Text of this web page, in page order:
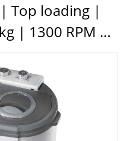
Top loading |
| 1300 RPM |
60 cm | White-